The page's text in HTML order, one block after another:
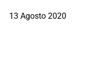
13 Agosto 2020